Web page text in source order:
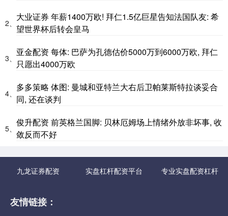
2、
大业证券 年薪1400万欧! 拜仁1.5亿巨星告知法国队友: 希
望世界杯后转会皇马
3、
亚金配资 每体: 巴萨为孔德估价5000万到6000万欧, 拜仁
只愿出4000万欧
4、
多多策略 体图: 曼城和亚特兰大右后卫帕莱斯特拉谈妥合
同, 还在谈判
5、
俊升配资 前英格兰国脚: 贝林厄姆场上情绪外放非坏事, 收
敛反而不好
九龙证券配资 实盘杠杆配资平台 专业实盘配资杠杆
友情链接：